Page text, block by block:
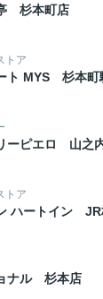
杉本町店
トア
ト MYS 杉本町
ーピエロ 山之
トア
ハートイン JR
ナル 杉本店